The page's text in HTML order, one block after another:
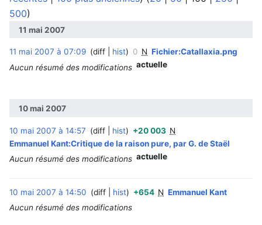
500)
11 mai 2007
11 mai 2007 à 07:09 diff hist 0 N Fichier:Catallaxia.png
Aucun résumé des modifications actuelle
10 mai 2007
10 mai 2007 à 14:57 diff hist +20 003 N
Emmanuel Kant:Critique de la raison pure, par G. de Staël
Aucun résumé des modifications actuelle
10 mai 2007 à 14:50 diff hist +654 N Emmanuel Kant
Aucun résumé des modifications